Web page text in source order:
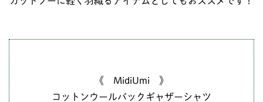
《 MidiUmi 》
コットンウールバックギャザーシャツ